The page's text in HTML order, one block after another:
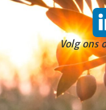
Volg ons